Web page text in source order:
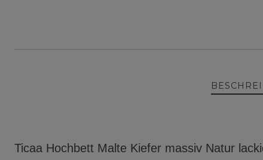
Ticaa Hochbett Malte Kiefer massiv Natur